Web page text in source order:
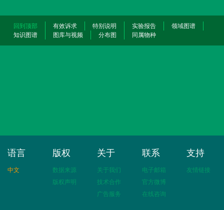
回到顶部 有效诉求 特别说明 实验报告
领域图谱
知识图谱
图库与视频 分布图 同属物种
语言
中文
版权
数据来源
版权声明
关于
关于我们
技术合作
广告服务
联系
电子邮箱
官方微博
在线咨询
支持
友情链接